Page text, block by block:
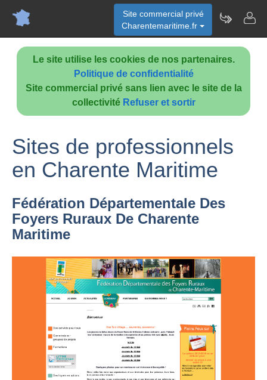
Le site utilise les cookies de nos partenaires.
Politique de confidentialité
Site commercial privé sans lien avec le site de la
collectivité Refuser et sortir
Site commercial privé
Charentemaritime.fr
Sites de professionnels
en Charente Maritime
Fédération Départementale Des
Foyers Ruraux De Charente
Maritime